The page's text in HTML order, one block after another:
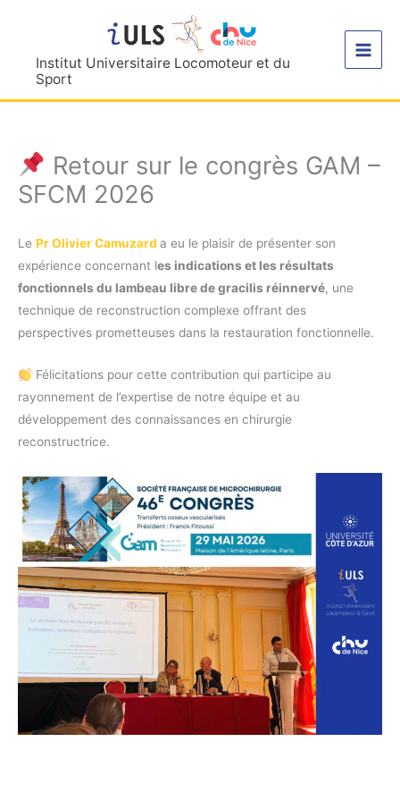
contenuInstitut Universitaire Locomoteur et du
Sport
Retour sur le congrès GAM –
SFCM 2026
Le Pr Olivier Camuzard a eu le plaisir de présenter son
expérience concernant les indications et les résultats
fonctionnels du lambeau libre de gracilis réinnervé, une
technique de reconstruction complexe offrant des
perspectives prometteuses dans la restauration fonctionnelle.
Félicitations pour cette contribution qui participe au
rayonnement de l’expertise de notre équipe et au
développement des connaissances en chirurgie
reconstructrice.